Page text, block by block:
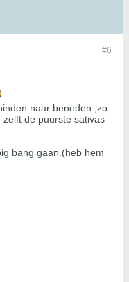
#6
naar beneden ,zo
de puurste sativas
bang gaan.(heb hem